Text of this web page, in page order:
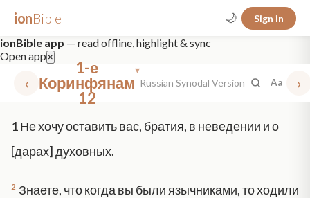
ionBible 🌙 Sign in
ionBible app — read offline, highlight & sync
Open app ×
‹
1-е
Коринфянам
12
▾
Russian Synodal Version Aa ›
mt 5
1Не хочу оставить вас, братия, в неведении и о
[дарах] духовных.
2 Знаете, что когда вы были язычниками, то ходили